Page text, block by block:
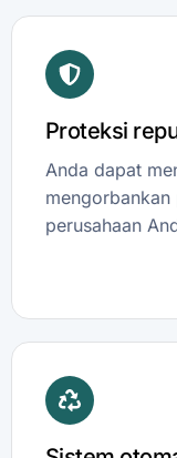
Proteksi
Anda dapat
perusahaan